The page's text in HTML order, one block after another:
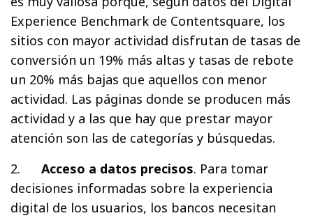
Experience Benchmark de Contentsquare, los
sitios con mayor actividad disfrutan de tasas de
conversión un 19% más altas y tasas de rebote
un 20% más bajas que aquellos con menor
actividad. Las páginas donde se producen más
actividad y a las que hay que prestar mayor
atención son las de categorías y búsquedas.
2.Acceso a datos precisos. Para tomar
decisiones informadas sobre la experiencia
digital de los usuarios, los bancos necesitan